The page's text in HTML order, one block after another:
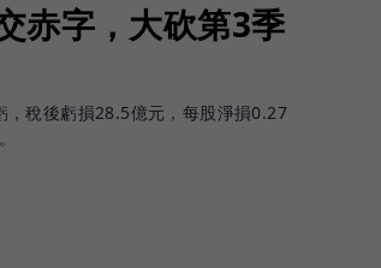
赤字，大砍第3季
，稅後虧損28.5億元，每股淨損0.27